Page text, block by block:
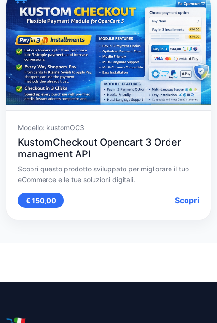
Modello: kustomOC3
KustomCheckout Opencart 3 Order
managment API
Scopri questo prodotto sviluppato per migliorare il tuo
eCommerce e le tue soluzioni digitali.
€ 150,00 Scopri